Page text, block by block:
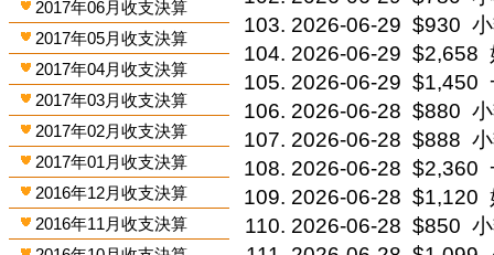
2017年06月收支決算
2017年05月收支決算
2017年04月收支決算
2017年03月收支決算
2017年02月收支決算
2017年01月收支決算
2016年12月收支決算
2016年11月收支決算
2026-06-29 $930
2026-06-29 $2,658
2026-06-29 $1,450
2026-06-28 $880
2026-06-28 $888
2026-06-28 $2,360
2026-06-28 $1,120
2026-06-28 $850